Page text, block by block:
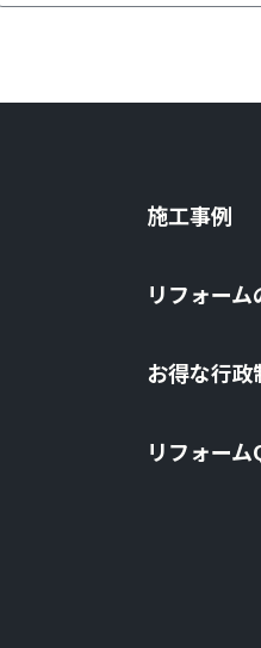
施⼯事例
リフォー
お得な⾏政
リフォー